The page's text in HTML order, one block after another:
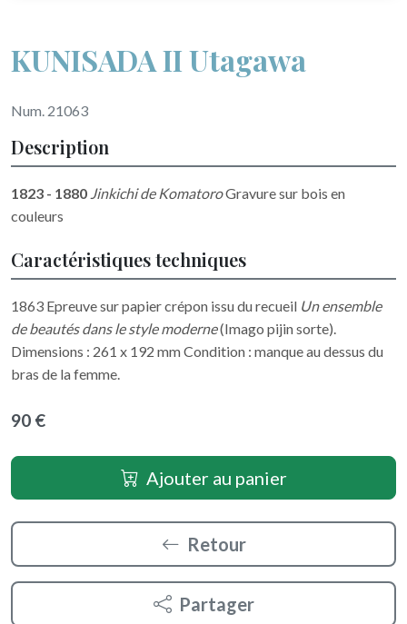
KUNISADA II Utagawa
Num. 21063
Description
1823 - 1880 Jinkichi de KomatoroGravure sur bois en
couleurs
Caractéristiques techniques
1863 Epreuve sur papier crépon issu du recueil Un ensemble
de beautés dans le style moderne(Imago pijin sorte).
Dimensions : 261 x 192 mm Condition : manque au dessus du
bras de la femme.
90 €
Ajouter au panier
Retour
Partager